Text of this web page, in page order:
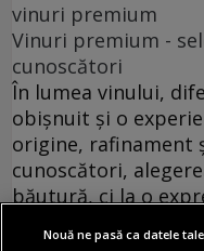
vinuri premium
Vinuri premium -
cunoscători
În lumea vinului,
obișnuit și o
origine, rafinament
cunoscători,
băutură, ci la o
Nouă ne pasă ca datele